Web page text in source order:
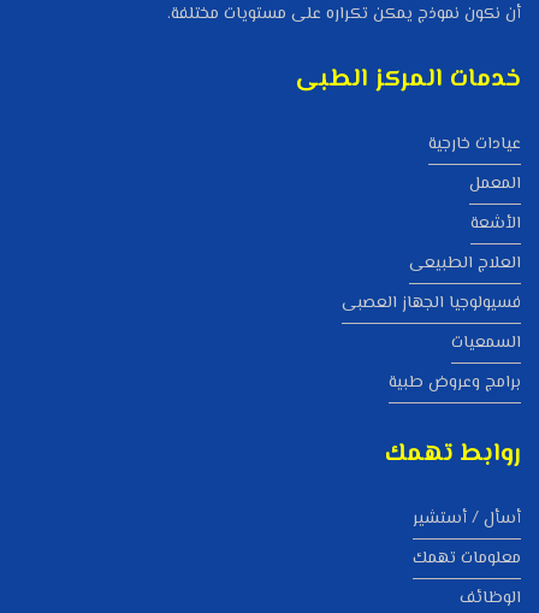
أن نكون نموذج يمكن تكراره على مستويات مختلفة.
خدمات المركز الطبى
عيادات خارجية
المعمل
الأشعة
العلاج الطبيعى
فسيولوجيا الجهاز العصبى
السمعيات
برامج وعروض طبية
روابط تهمك
أسأل / أستشير
معلومات تهمك
الوظائف